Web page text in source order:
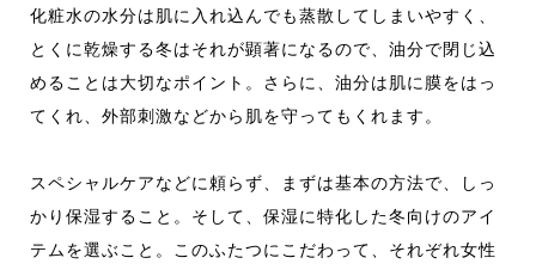
化粧水の水分は肌に入れ込んでも蒸散してしまいやすく、
とくに乾燥する冬はそれが顕著になるので、油分で閉じ込
めることは大切なポイント。さらに、油分は肌に膜をはっ
てくれ、外部刺激などから肌を守ってもくれます。
スペシャルケアなどに頼らず、まずは基本の方法で、しっ
かり保湿すること。そして、保湿に特化した冬向けのアイ
テムを選ぶこと。このふたつにこだわって、それぞれ女性